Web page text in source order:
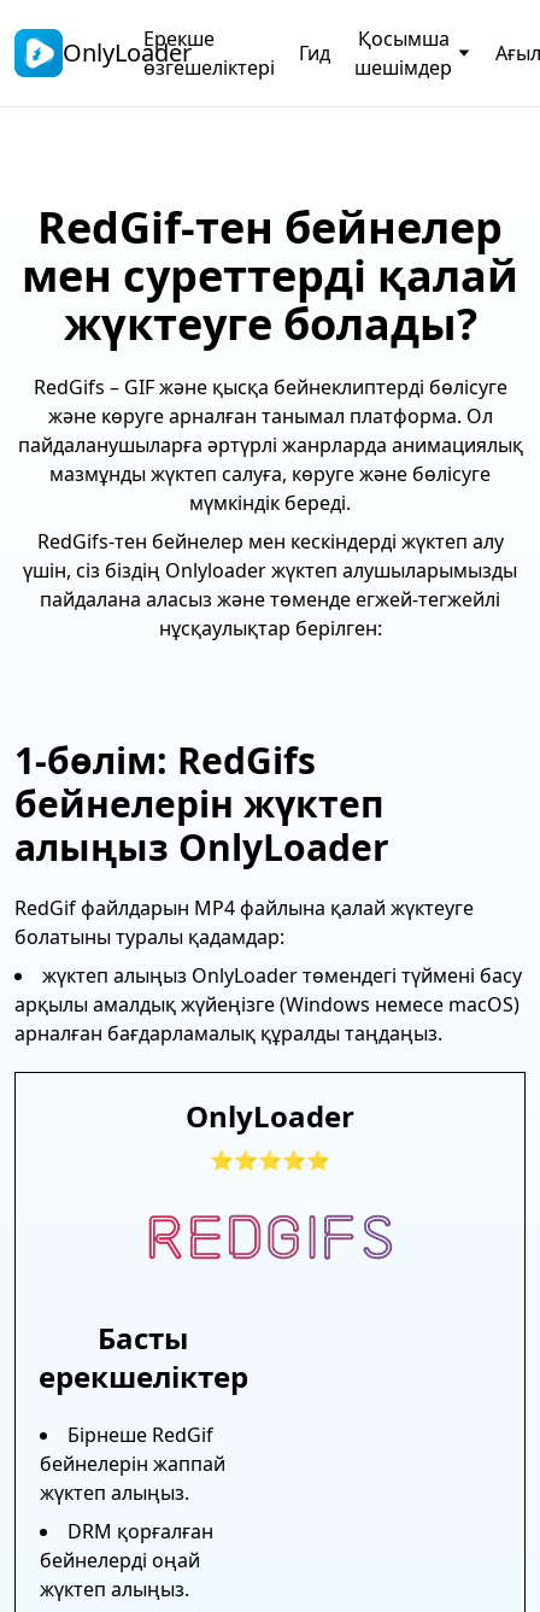
OnlyLoader
Ерекше
өзгешеліктері
Гид
Қосымша
шешімдер
RedGif-тен бейнелер
мен суреттерді қалай
жүктеуге болады?
RedGifs – GIF және қысқа бейнеклиптерді бөлісуге
және көруге арналған танымал платформа. Ол
пайдаланушыларға әртүрлі жанрларда анимациялық
мазмұнды жүктеп салуға, көруге және бөлісуге
мүмкіндік береді.
RedGifs-тен бейнелер мен кескіндерді жүктеп алу
үшін, сіз біздің Onlyloader жүктеп алушыларымызды
пайдалана аласыз және төменде егжей-тегжейлі
нұсқаулықтар берілген:
1-бөлім: RedGifs
бейнелерін жүктеп
алыңыз OnlyLoader
RedGif файлдарын MP4 файлына қалай жүктеуге
болатыны туралы қадамдар:
жүктеп алыңыз OnlyLoader төмендегі түймені басу
арқылы амалдық жүйеңізге (Windows немесе macOS)
арналған бағдарламалық құралды таңдаңыз.
OnlyLoader
⭐⭐⭐⭐⭐
Басты
ерекшеліктер
Бірнеше RedGif
бейнелерін жаппай
жүктеп алыңыз.
DRM қорғалған
бейнелерді оңай
жүктеп алыңыз.